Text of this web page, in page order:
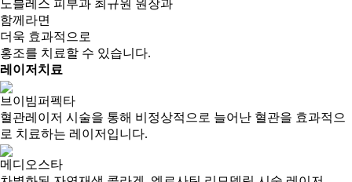
노블레스 피부과 최규원 원장과
함께라면
더욱 효과적 으로
홍조를 치료할 수 있습니다.
레이저치료
브이빔퍼펙타
혈관레이저 시술을 통해 비정상적으로 늘어난 혈관을 효과적으
로 치료하는 레이저입니다.
메디오스타